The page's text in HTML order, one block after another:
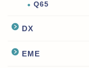
Q65
DX
EME